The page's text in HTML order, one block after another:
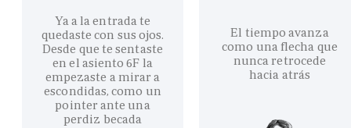
Ya a la entrada te
quedaste con sus ojos.
Desde que te sentaste
en el asiento 6F la
empezaste a mirar a
escondidas, como un
pointer ante una
perdiz becada
El tiempo avanza
como una flecha que
nunca retrocede
hacia atrás